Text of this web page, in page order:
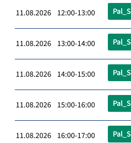
11.08.2026 12:00-13:00
11.08.2026 13:00-14:00
11.08.2026 14:00-15:00
11.08.2026 15:00-16:00
11.08.2026 16:00-17:00